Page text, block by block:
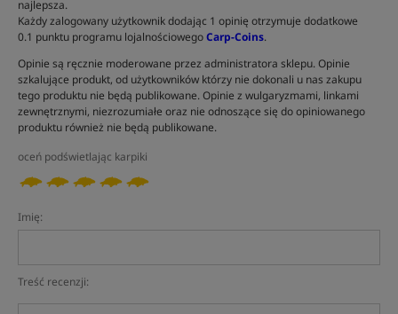
najlepsza.
Każdy zalogowany użytkownik dodając 1 opinię otrzymuje dodatkowe
0.1 punktu programu lojalnościowegoCarp-Coins.
Opinie są ręcznie moderowane przez administratora sklepu. Opinie
szkalujące produkt, od użytkowników którzy nie dokonali u nas zakupu
tego produktu nie będą publikowane. Opinie z wulgaryzmami, linkami
zewnętrznymi, niezrozumiałe oraz nie odnoszące się do opiniowanego
produktu również nie będą publikowane.
oceń podświetlając karpiki
Imię:
Treść recenzji: